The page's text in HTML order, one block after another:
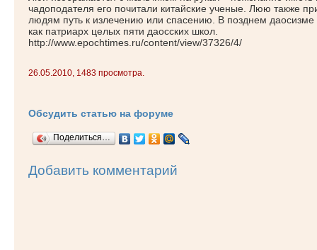
чадоподателя его почитали китайские ученые. Люю также
людям путь к излечению или спасению. В позднем
как патриарх целых пяти даосских школ.
http://www.epochtimes.ru/content/view/37326/4/
26.05.2010, 1483 просмотра.
Обсудить статью на форуме
Поделиться…
Добавить комментарий